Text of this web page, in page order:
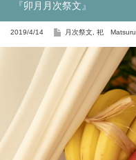
『卯月月次祭文』
2019/4/14 月次祭文 祀 Matsuru